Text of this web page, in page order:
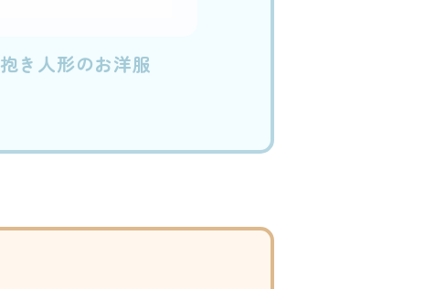
抱き人形のお洋服